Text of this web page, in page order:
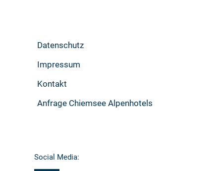
Datenschutz
Impressum
Kontakt
Anfrage Chiemsee Alpenhotels
Social Media: